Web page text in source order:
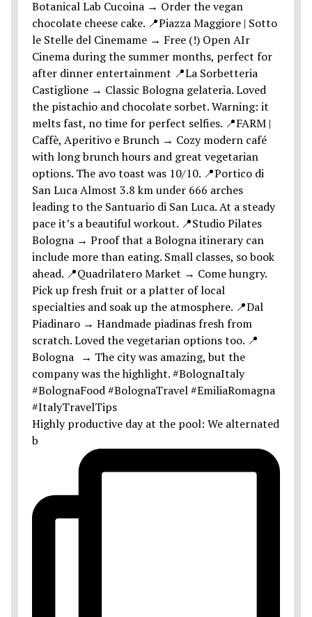
Highly productive day at the pool: We alternated
b